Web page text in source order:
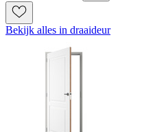
Bekijk alles in draaideur